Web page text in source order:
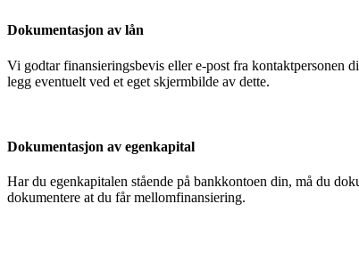
Dokumentasjon av lån
Vi godtar finansieringsbevis eller e-post fra kontaktpersonen
legg eventuelt ved et eget skjermbilde av dette.
Dokumentasjon av egenkapital
Har du egenkapitalen stående på bankkontoen din, må du
dokumentere at du får mellomfinansiering.